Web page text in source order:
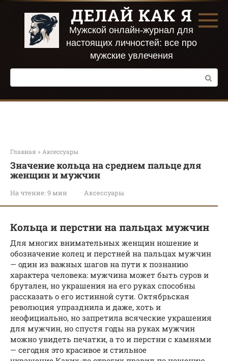
Перейти
контенту
ДЕЛАЙ КАК Я
Мужской онлайн-журнал для
настоящих личностей: все про
мужские увлечения
Поиск:
Главная » Аксессуары
Значение кольца на среднем пальце для
женщин и мужчин
На чтение: 9 мин Аксессуары
Кольца и перстни на пальцах мужчин
Для многих внимательных женщин ношение и
обозначение колец и перстней на пальцах мужчин
— один из важных шагов на пути к познанию
характера человека: мужчина может быть суров и
брутален, но украшения на его руках способны
рассказать о его истинной сути. Октябрьская
революция упразднила и даже, хоть и
неофициально, но запретила всяческие украшения
для мужчин, но спустя годы на руках мужчин
можно увидеть печатки, а то и перстни с камнями
— сегодня это красивое и стильное